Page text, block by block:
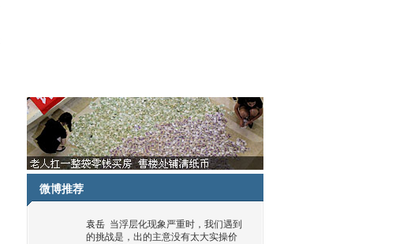
微博推荐
袁岳 当浮层化现象严重时，我们遇到
的挑战是，出的主意没有太大实操价